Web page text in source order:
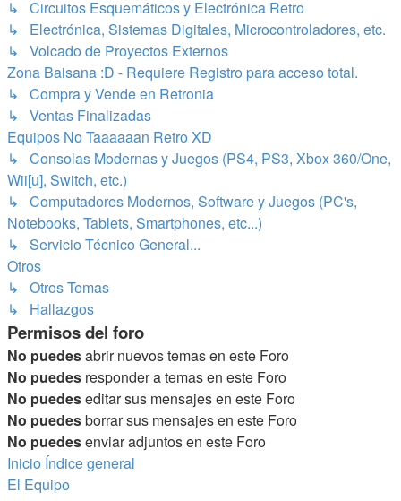
↳ Circuitos Esquemáticos y Electrónica Retro
↳ Electrónica, Sistemas Digitales, Microcontroladores, etc.
↳ Volcado de Proyectos Externos
Zona Baisana :D - Requiere Registro para acceso total.
↳ Compra y Vende en Retronia
↳ Ventas Finalizadas
Equipos No Taaaaaan Retro XD
↳ Consolas Modernas y Juegos (PS4, PS3, Xbox 360/One,
Wii[u], Switch, etc.)
↳ Computadores Modernos, Software y Juegos (PC's,
Notebooks, Tablets, Smartphones, etc...)
↳ Servicio Técnico General...
Otros
↳ Otros Temas
↳ Hallazgos
Permisos del foro
No puedesabrir nuevos temas en este Foro
No puedes responder a temas en este Foro
No puedeseditar sus mensajes en este Foro
No puedesborrar sus mensajes en este Foro
No puedesenviar adjuntos en este Foro
Inicio Índice general
El Equipo